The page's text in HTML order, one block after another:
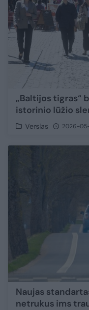
„Baltijos tigras“
istorinio lūžio
Verslas 2026-
Naujas
netrukus ims